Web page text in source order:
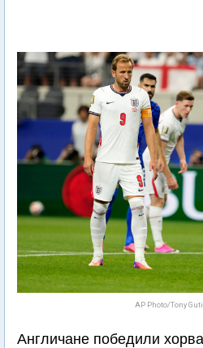
AP Photo/Tony
Англичане победили